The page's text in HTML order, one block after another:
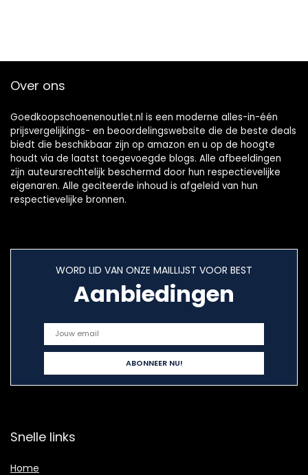
Over ons
Goedkoopschoenenoutlet.nl is een moderne alles-in-één
prijsvergelijkings- en beoordelingswebsite die de beste deals
biedt die beschikbaar zijn op amazon en u op de hoogte
houdt via de laatst toegevoegde blogs. Alle afbeeldingen
zijn auteursrechtelijk beschermd door hun respectievelijke
eigenaren. Alle geciteerde inhoud is afgeleid van hun
respectievelijke bronnen.
WORD LID VAN ONZE MAILLIJST VOOR BEST
Aanbiedingen
Snelle links
Home